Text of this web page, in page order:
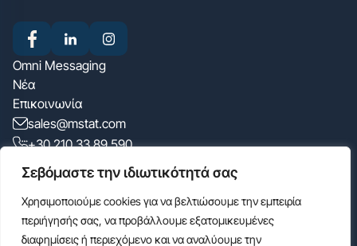
Σεβόμαστε την ιδιωτικότητά σας
Χρησιμοποιούμε cookies για να βελτιώσουμε την εμπειρία
περιήγησής σας, να προβάλλουμε εξατομικευμένες
διαφημίσεις ή περιεχόμενο και να αναλύουμε την
Οmni Messaging
Νέα
Επικοινωνία
sales@mstat.com
+30 210 33 89 590
Σινώπης 6, 115 27 Αθήνα
Newsletter